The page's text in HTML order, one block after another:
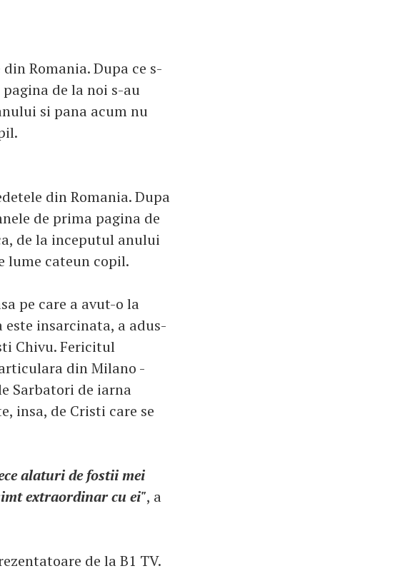
Romania. Dupa ce s-
de la noi s-au
si pana acum nu
din Romania. Dupa
de prima pagina de
de la inceputul anului
lume cateun copil.
pe care a avut-o la
insarcinata, a adus-
Chivu. Fericitul
din Milano -
Sarbatori de iarna
insa, de Cristi care se
alaturi de fostii mei
extraordinar cu ei", a
de la B1 TV.